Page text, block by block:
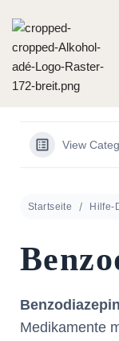
Zum
Inhalt
springen
View
Startseite Hilfe-
Medikamente